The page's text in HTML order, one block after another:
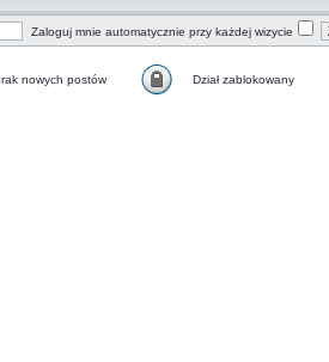
Zaloguj mnie automatycznie przy każdej wizycie
nowych postów Dział zablokowany